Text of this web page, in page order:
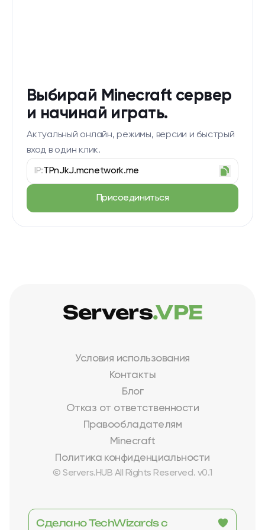
Выбирай Minecraft сервер
и начинай играть.
Актуальный онлайн, режимы, версии и быстрый
вход в один клик.
IP:TPnJkJ.mcnetwork.me
Присоединиться
Условия использования
Контакты
Блог
Отказ от ответственности
Правообладателям
Minecraft
Политика конфиденциальности
© Servers.HUB All Rights Reserved. v0.1
Servers.VPE
Сделано TechWizards с